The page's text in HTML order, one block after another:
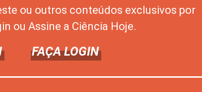
ou outros conteúdos exclusivos por
ou Assine a Ciência Hoje.
FAÇA LOGIN